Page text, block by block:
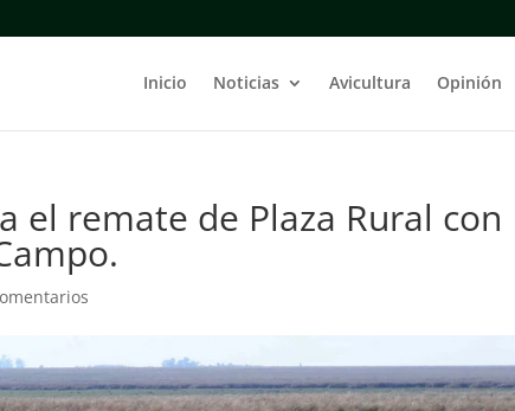
Inicio Noticias Avicultura Opinión
el remate de Plaza Rural con